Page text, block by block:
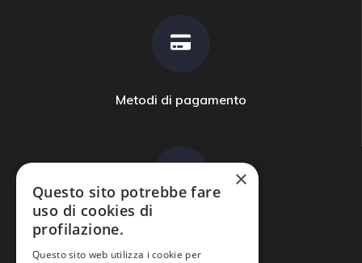
Metodi di pagamento
Domande frequenti
×
Questo sito potrebbe fare
uso di cookies di
profilazione.
Questo sito web utilizza i cookie per